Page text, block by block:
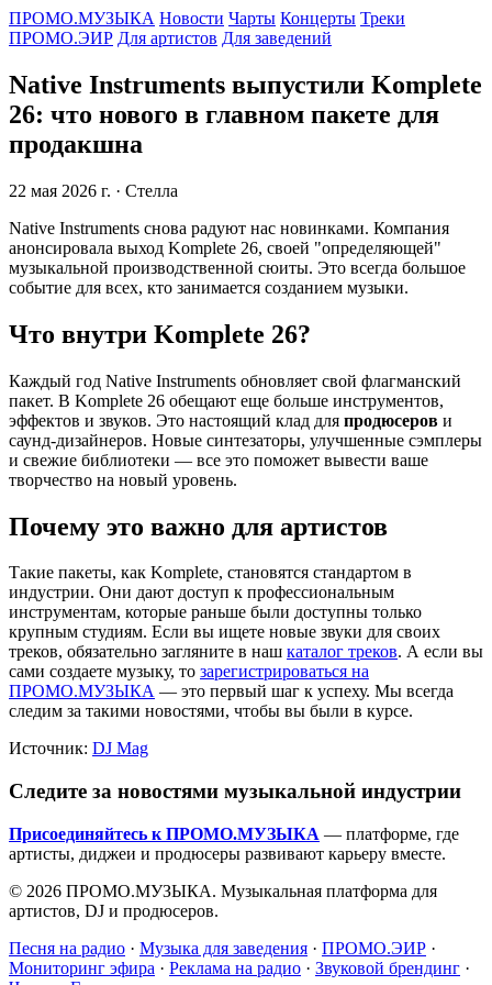
ПРОМО.МУЗЫКА Новости Чарты Концерты Треки
ПРОМО.ЭИР Для артистов Для заведений
Native Instruments выпустили Komplete
26: что нового в главном пакете для
продакшна
22 мая 2026 г. · Стелла
Native Instruments снова радуют нас новинками. Компания
анонсировала выход Komplete 26, своей "определяющей"
музыкальной производственной сюиты. Это всегда большое
событие для всех, кто занимается созданием музыки.
Что внутри Komplete 26?
Каждый год Native Instruments обновляет свой флагманский
пакет. В Komplete 26 обещают еще больше инструментов,
эффектов и звуков. Это настоящий клад для продюсеров и
саунд-дизайнеров. Новые синтезаторы, улучшенные сэмплеры
и свежие библиотеки — все это поможет вывести ваше
творчество на новый уровень.
Почему это важно для артистов
Такие пакеты, как Komplete, становятся стандартом в
индустрии. Они дают доступ к профессиональным
инструментам, которые раньше были доступны только
крупным студиям. Если вы ищете новые звуки для своих
треков, обязательно загляните в наш каталог треков. А если вы
сами создаете музыку, то зарегистрироваться на
ПРОМО.МУЗЫКА — это первый шаг к успеху. Мы всегда
следим за такими новостями, чтобы вы были в курсе.
Источник: DJ Mag
Следите за новостями музыкальной индустрии
Присоединяйтесь к ПРОМО.МУЗЫКА — платформе, где
артисты, диджеи и продюсеры развивают карьеру вместе.
© 2026 ПРОМО.МУЗЫКА. Музыкальная платформа для
артистов, DJ и продюсеров.
Песня на радио · Музыка для заведения · ПРОМО.ЭИР ·
Мониторинг эфира · Реклама на радио · Звуковой брендинг ·